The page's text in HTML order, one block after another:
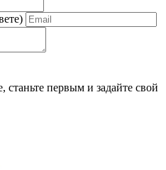
станьте первым и задайте свой